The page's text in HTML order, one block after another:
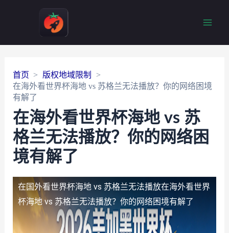
首页
版权地域限制
在海外看世界杯海地 vs 苏格兰无法播放？你的网络困境
有解了
在海外看世界杯海地 vs 苏
格兰无法播放？你的网络困
境有解了
在国外看世界杯海地 vs 苏格兰无法播放在海外看世界
杯海地 vs 苏格兰无法播放？你的网络困境有解了